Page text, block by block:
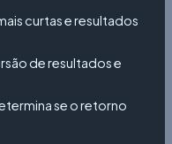
curtas e resultados
de resultados e
se o retorno